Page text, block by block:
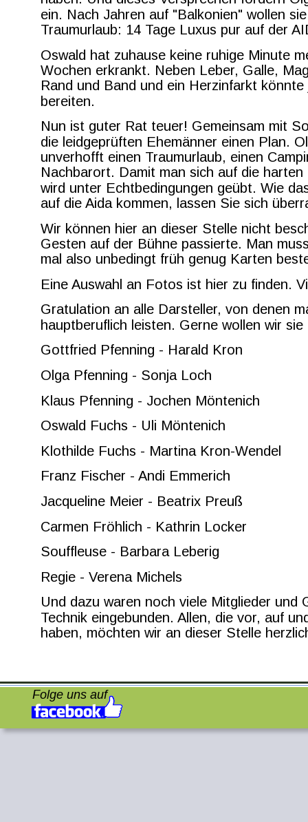
ein. Nach Jahren auf "Balkonien" wollen
Traumurlaub: 14 Tage Luxus pur auf der
Oswald hat zuhause keine ruhige Minute
Wochen erkrankt. Neben Leber, Galle,
Rand und Band und ein Herzinfarkt
bereiten.
Nun ist guter Rat teuer! Gemeinsam mit
die leidgeprüften Ehemänner einen Plan.
unverhofft einen Traumurlaub, einen
Nachbarort. Damit man sich auf die
wird unter Echtbedingungen geübt. Wie
auf die Aida kommen, lassen Sie sich
Wir können hier an dieser Stelle nicht
Gesten auf der Bühne passierte. Man
mal also unbedingt früh genug Karten
Eine Auswahl an Fotos ist hier zu finden.
Gratulation an alle Darsteller, von denen
hauptberuflich leisten. Gerne wollen wir
Gottfried Pfenning - Harald Kron
Olga Pfenning - Sonja Loch
Klaus Pfenning - Jochen Möntenich
Oswald Fuchs - Uli Möntenich
Klothilde Fuchs - Martina Kron-Wendel
Franz Fischer - Andi Emmerich
Jacqueline Meier - Beatrix Preuß
Carmen Fröhlich - Kathrin Locker
Souffleuse - Barbara Leberig
Regie - Verena Michels
Und dazu waren noch viele Mitglieder
Technik eingebunden. Allen, die vor, auf
haben, möchten wir an dieser Stelle
Folge uns auf